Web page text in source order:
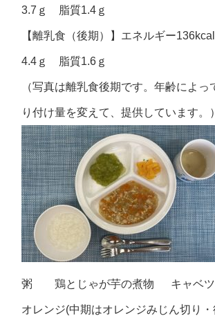
3.7ｇ 脂質1.4ｇ
【離乳食（後期）】エネルギー
4.4ｇ 脂質1.6ｇ
（写真は離乳食後期です。年齢によっ
り付け量を変えて、提供しています。）
粥 鶏とじゃが芋の煮物 キャベツ
オレンジ(中期はオレンジみじん切り